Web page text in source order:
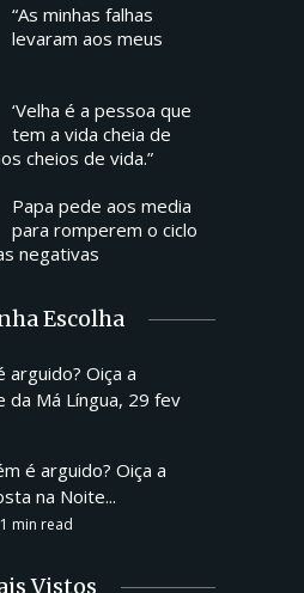
“As minhas falhas
levaram aos meus
‘Velha é a pessoa que
tem a vida cheia de
cheios de vida.”
Papa pede aos media
para romperem o ciclo
negativas
Escolha
é arguido? Oiça a
na Noite...
1 min read
Vistos